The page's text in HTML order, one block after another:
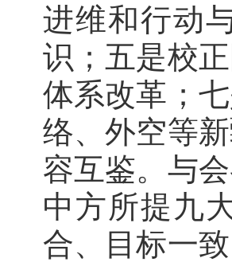
进维和行动
识；五是校
体系改革；
络、外空等
容互鉴。与
中方所提九
合、目标一